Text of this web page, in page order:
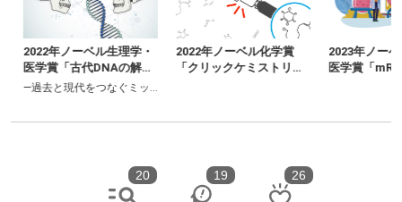
2022年ノーベル生理学・
医学賞「古代DNAの解
析」とは？
―過去と現代をつなぐミッシングリンクへのアプローチ―
2022年ノーベル化学賞
「クリックケミストリ
2023年ノー
医学賞「
20 19 26